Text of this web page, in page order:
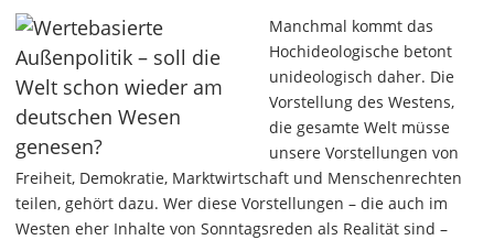
Manchmal kommt das
Hochideologische betont
unideologisch daher. Die
Vorstellung des Westens,
die gesamte Welt müsse
unsere Vorstellungen von
Freiheit, Demokratie, Marktwirtschaft und Menschenrechten
teilen, gehört dazu. Wer diese Vorstellungen – die auch im
Westen eher Inhalte von Sonntagsreden als Realität sind –